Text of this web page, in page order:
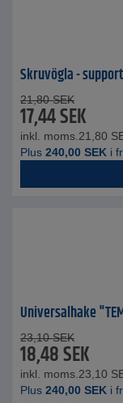
Skruvögla -
21,80 SEK
17,44SEK
inkl. moms. 21,80
Plus 240,00 SEK i
Universalhake
23,10 SEK
18,48SEK
inkl. moms. 23,10
Plus 240,00 SEK i